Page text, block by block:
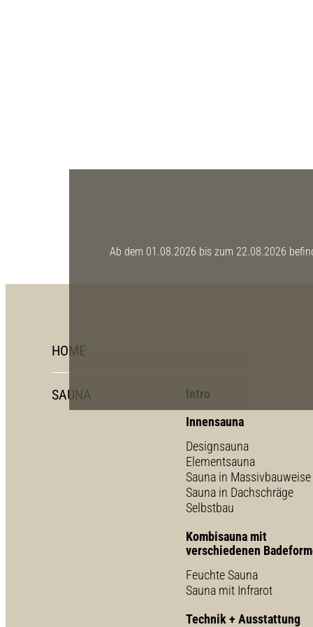
HOME
SAUNA
Intro
Innensauna
Designsauna
Elementsauna
Sauna in Massivbauweise
Sauna in Dachschräge
Selbstbau
Kombisauna mit
verschiedenen
Feuchte Sauna
Sauna mit Infrarot
Technik + Ausstattung
Ab dem 01.08.2026 bis zum 22.08.2026